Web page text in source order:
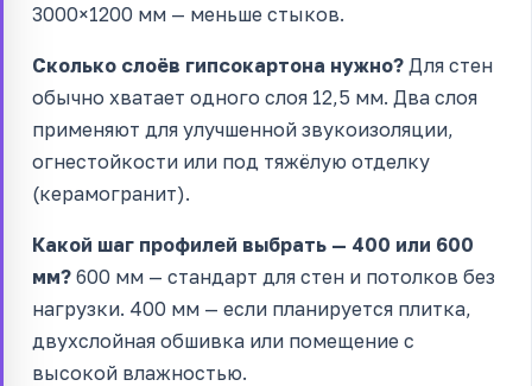
3000×1200 мм — меньше стыков.
Сколько слоёв гипсокартона нужно? Для стен
обычно хватает одного слоя 12,5 мм. Два слоя
применяют для улучшенной звукоизоляции,
огнестойкости или под тяжёлую отделку
(керамогранит).
Какой шаг профилей выбрать — 400 или 600
мм? 600 мм — стандарт для стен и потолков без
нагрузки. 400 мм — если планируется плитка,
двухслойная обшивка или помещение с
высокой влажностью.